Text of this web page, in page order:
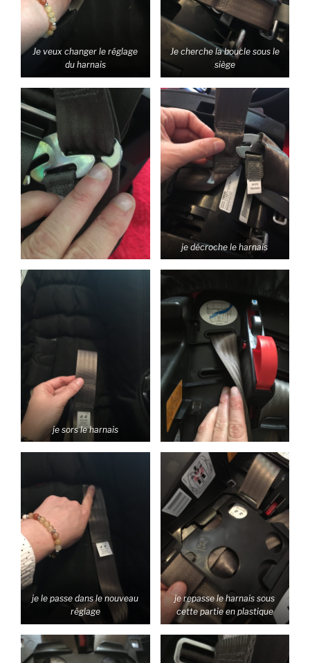
Je veux changer le réglage
du harnais
Je cherche la boucle sous le
siège
je décroche le harnais
je sors le harnais
je le passe dans le nouveau
réglage
je repasse le harnais sous
cette partie en plastique